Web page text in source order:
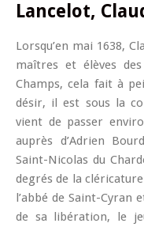
Lancelot,
Lorsqu’en mai 1638,
maîtres et élèves
Champs, cela fait à
désir, il est sous la
vient de passer
auprès d’Adrien
Saint-Nicolas du
degrés de la
l’abbé de Saint-Cyran
de sa libération, le